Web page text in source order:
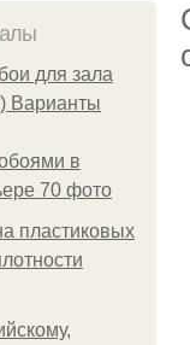
для зала
Варианты
в
70 фото
пластиковых